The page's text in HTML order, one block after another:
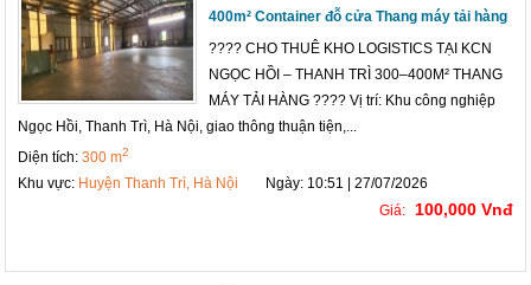
400m² Container đỗ cửa Thang máy tải hàng
???? CHO THUÊ KHO LOGISTICS TẠI KCN
NGỌC HỒI – THANH TRÌ 300–400M² THANG
MÁY TẢI HÀNG ???? Vị trí: Khu công nghiệp
Ngọc Hồi, Thanh Trì, Hà Nội, giao thông thuận tiện,...
Diện tích:300 m2
Khu vực: Huyện Thanh Trì, Hà Nội
Ngày: 10:51 | 27/07/2026
Giá:
100,000 Vnđ